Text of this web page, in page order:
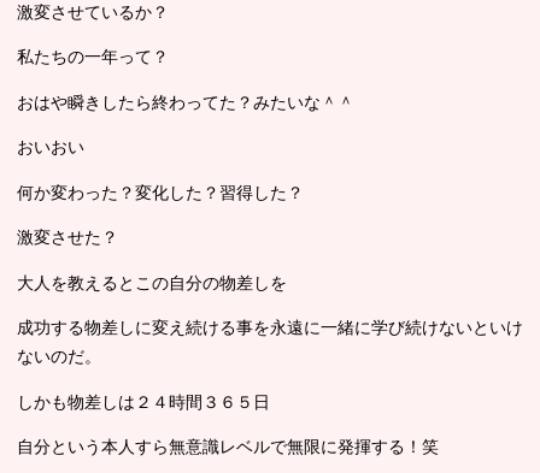
激変させているか？
私たちの一年って？
おはや瞬きしたら終わってた？みたいな＾＾
おいおい
何か変わった？変化した？習得した？
激変させた？
大人を教えるとこの自分の物差しを
成功する物差しに変え続ける事を永遠に一緒に学び続けないといけ
ないのだ。
しかも物差しは２４時間３６５日
自分という本人すら無意識レベルで無限に発揮する！笑